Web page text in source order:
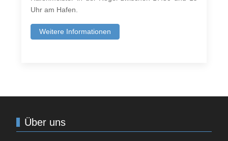
Uhr am Hafen.
Weitere Informationen
Über uns